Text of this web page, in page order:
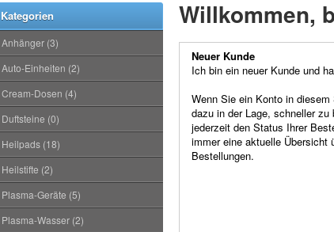
Kategorien
Anhänger (3)
Auto-Einheiten (2)
Cream-Dosen (4)
Duftsteine (0)
Heilpads (18)
Heilstifte (2)
Plasma-Geräte (5)
Plasma-Wasser (2)
Willkommen,
Neuer Kunde
Ich bin ein neuer Kunde und
Wenn Sie ein Konto in
dazu in der Lage, schneller zu
jederzeit den Status Ihrer
immer eine aktuelle Übersicht
Bestellungen.